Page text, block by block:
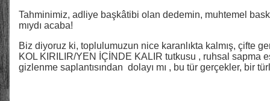
Tahminimiz, adliye başkâtibi olan dedemin, muhtemel
mıydı acaba!
Biz diyoruz ki, toplulumuzun nice karanlıkta kalmış, çifte
KOL KIRILIR/YEN İÇİNDE KALIR tutkusu , ruhsal sapma
gizlenme saplantısından dolayı mı , bu tür gerçekler, bir